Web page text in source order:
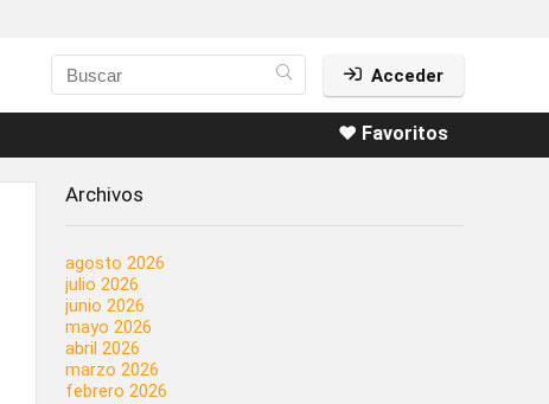
Acceder
❤️ Favoritos
Archivos
agosto 2026
julio 2026
junio 2026
mayo 2026
abril 2026
marzo 2026
febrero 2026